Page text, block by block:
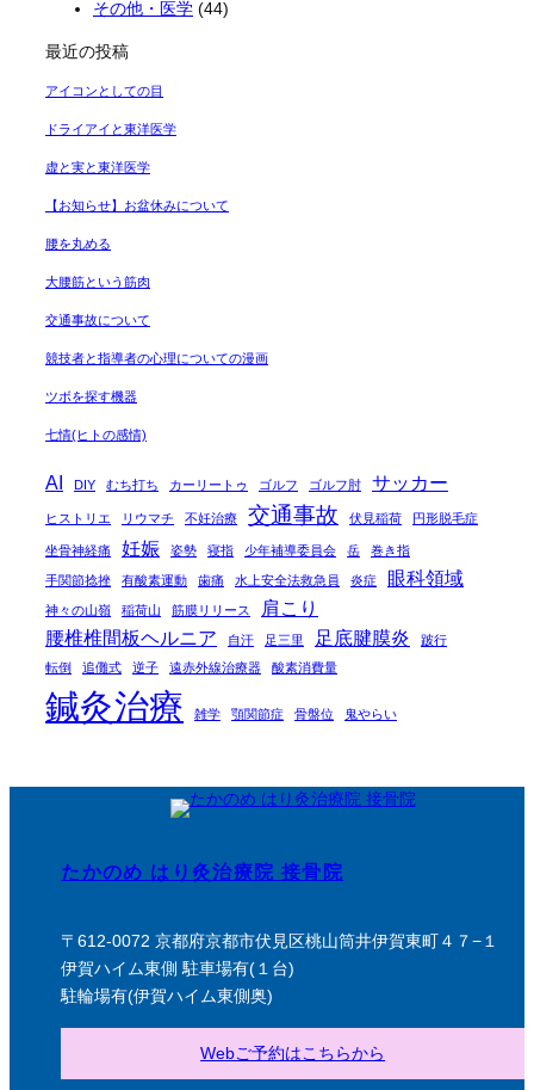
その他・医学 (44)
最近の投稿
アイコンとしての目
ドライアイと東洋医学
虚と実と東洋医学
【お知らせ】お盆休みについて
腰を丸める
大腰筋という筋肉
交通事故について
競技者と指導者の心理についての漫画
ツボを探す機器
七情(ヒトの感情)
AI DIY むち打ち カーリートゥ ゴルフ ゴルフ肘 サッカー
ヒストリエ リウマチ 不妊治療 交通事故 伏見稲荷 円形脱毛症
坐骨神経痛 妊娠 姿勢 寝指 少年補導委員会 岳 巻き指
手関節捻挫 有酸素運動 歯痛 水上安全法救急員 炎症 眼科領域
神々の山嶺 稲荷山 筋膜リリース
肩こり
腰椎椎間板ヘルニア
自汗 足三里 足底腱膜炎
跛行
転倒
追儺式 逆子 遠赤外線治療器 酸素消費量
鍼灸治療 雑学 顎関節症 骨盤位 鬼やらい
たかのめ はり灸治療院 接骨院
〒612-0072 京都府京都市伏見区桃山筒井伊賀東町４７−１
伊賀ハイム東側 駐車場有(１台)
駐輪場有(伊賀ハイム東側奥)
Webご予約はこちらから